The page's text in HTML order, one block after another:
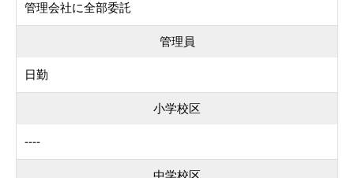
管理会社に全部委託
管理員
日勤
小学校区
----